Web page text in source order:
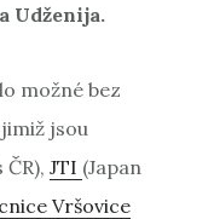
Udženija.
možné bez
jsou
JTI (Japan
Vršovice